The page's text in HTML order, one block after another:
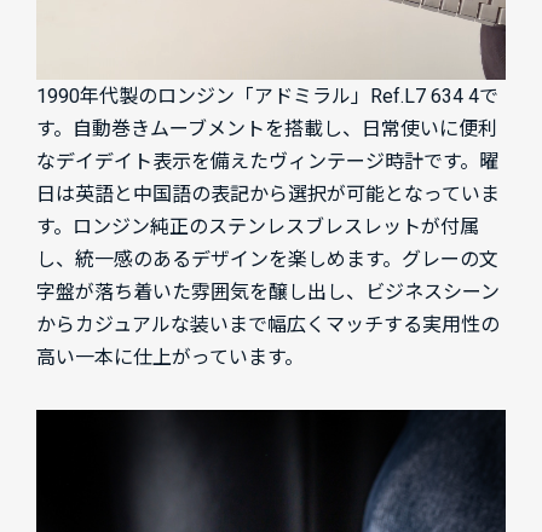
1990年代製のロンジン「アドミラル」Ref.L7 634 4で
す。自動巻きムーブメントを搭載し、日常使いに便利
なデイデイト表示を備えたヴィンテージ時計です。曜
日は英語と中国語の表記から選択が可能となっていま
す。ロンジン純正のステンレスブレスレットが付属
し、統一感のあるデザインを楽しめます。グレーの文
字盤が落ち着いた雰囲気を醸し出し、ビジネスシーン
からカジュアルな装いまで幅広くマッチする実用性の
高い一本に仕上がっています。